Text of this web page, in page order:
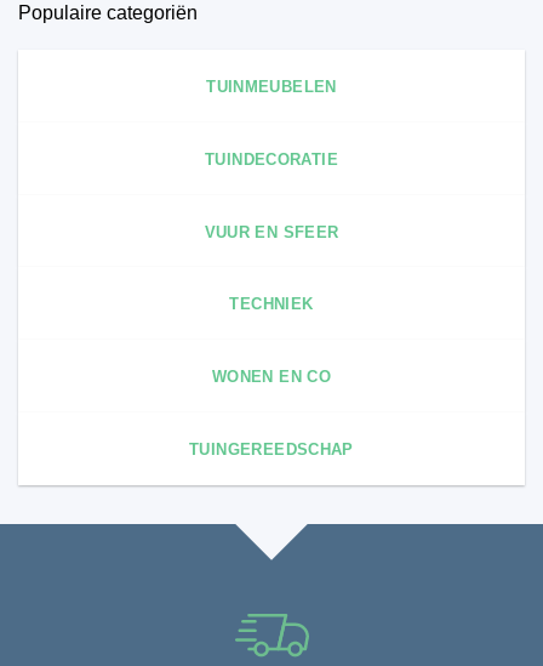
Populaire categoriën
TUINMEUBELEN
TUINDECORATIE
VUUR EN SFEER
TECHNIEK
WONEN EN CO
TUINGEREEDSCHAP